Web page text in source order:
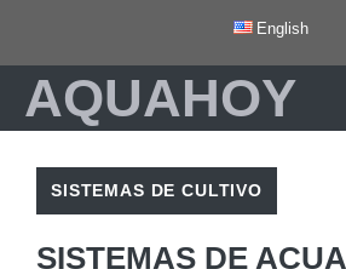
contenido
English
AQUAHOY
SISTEMAS DE CULTIVO
SISTEMAS DE